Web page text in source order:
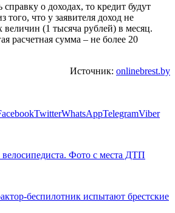
справку о доходах, то кредит будут
того, что у заявителя доход не
(1 тысяча рублей) в месяц.
расчетная сумма – не более 20
Источник: onlinebrest.by
TwitterWhatsAppTelegramViber
велосипедиста. Фото с места ДТП
беспилотник испытают брестские